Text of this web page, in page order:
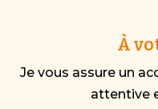
À
Je vous assure un
attentive